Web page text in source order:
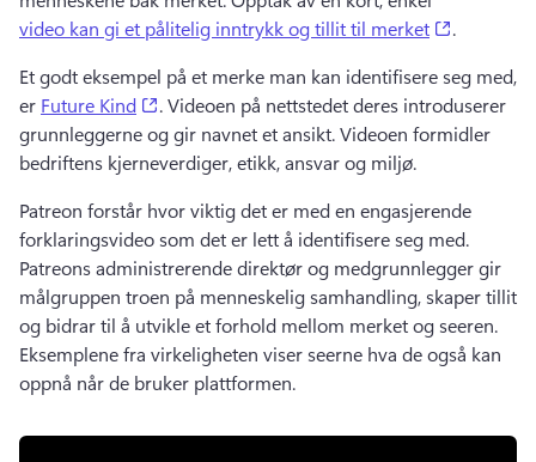
video kan gi et pålitelig inntrykk og tillit til merket
.
Et godt eksempel på et merke man kan identifisere seg med,
er Future Kind (opens in a new tab)
. Videoen på nettstedet deres introduserer
grunnleggerne og gir navnet et ansikt. Videoen formidler
bedriftens kjerneverdiger, etikk, ansvar og miljø.
Patreon forstår hvor viktig det er med en engasjerende
Patreons administrerende direktør og medgrunnlegger gir
målgruppen troen på menneskelig samhandling, skaper tillit
Eksemplene fra virkeligheten viser seerne hva de også kan
oppnå når de bruker plattformen.